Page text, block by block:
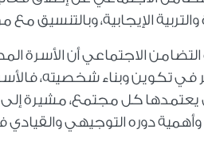
الإيجابية، وبالتنسيق
الاجتماعي أن الأسرة
في تكوين وبناء شخصيته،
يعتمدها كل مجتمع، مشيرة إلى
دوره التوجيهي والقيادي